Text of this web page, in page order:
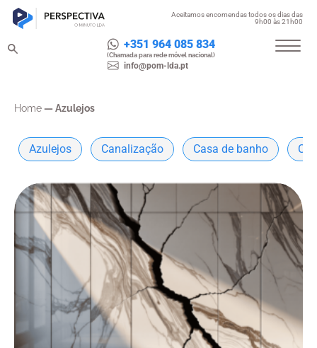
Aceitamos encomendas todos os dias das
9h00 às 21h00
+351 964 085 834
info@pom-lda.pt
(Chamada para rede móvel nacional)
Home—Azulejos
Azulejos Canalização Casa de banho